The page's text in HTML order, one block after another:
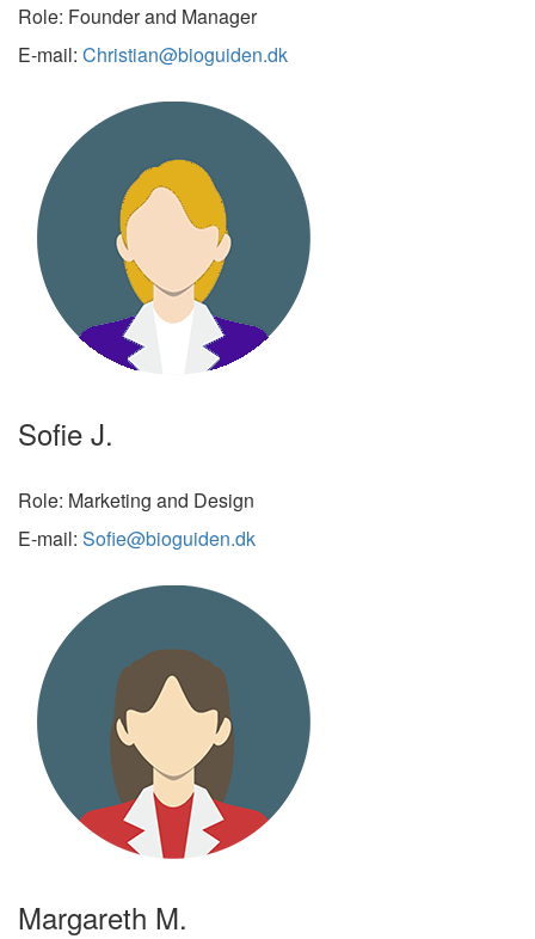
Role: Founder and Manager
E-mail: Christian@bioguiden.dk
Sofie J.
Role: Marketing and Design
E-mail: Sofie@bioguiden.dk
Margareth M.